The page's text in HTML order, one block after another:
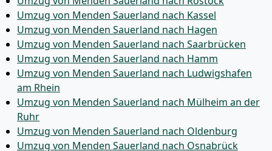
Umzug von Menden Sauerland nach Kassel
Umzug von Menden Sauerland nach Hagen
Umzug von Menden Sauerland nach Saarbrücken
Umzug von Menden Sauerland nach Hamm
Umzug von Menden Sauerland nach Ludwigshafen
am Rhein
Umzug von Menden Sauerland nach Mülheim an der
Ruhr
Umzug von Menden Sauerland nach Oldenburg
Umzug von Menden Sauerland nach Osnabrück